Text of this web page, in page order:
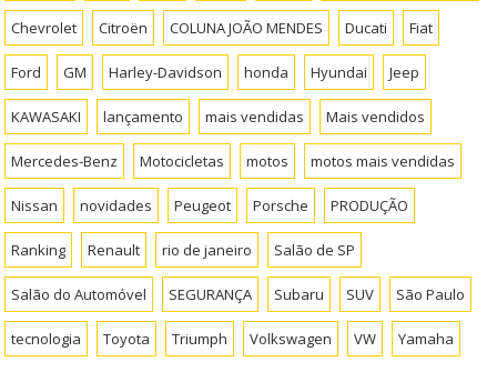
Chevrolet Citroën COLUNA JOÃO MENDES Ducati Fiat
Ford GM Harley-Davidson honda Hyundai Jeep
KAWASAKI lançamento mais vendidas Mais vendidos
Mercedes-Benz Motocicletas motos motos mais vendidas
Nissan novidades Peugeot Porsche PRODUÇÃO
Ranking Renault rio de janeiro Salão de SP
Salão do Automóvel SEGURANÇA Subaru SUV São Paulo
tecnologia Toyota Triumph Volkswagen VW Yamaha